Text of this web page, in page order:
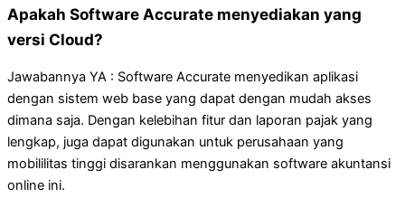
Apakah Software Accurate menyediakan yang
versi Cloud?
Jawabannya YA : Software Accurate menyedikan aplikasi
dengan sistem web base yang dapat dengan mudah akses
dimana saja. Dengan kelebihan fitur dan laporan pajak yang
lengkap, juga dapat digunakan untuk perusahaan yang
mobililitas tinggi disarankan menggunakan software akuntansi
online ini.